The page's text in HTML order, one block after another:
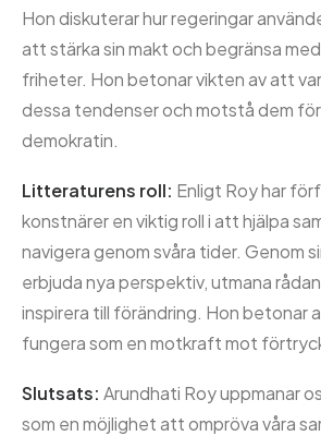
Hon diskuterar hur regeringar
att stärka sin makt och begränsa
friheter. Hon betonar vikten av att
dessa tendenser och motstå dem
demokratin.
Litteraturens roll: Enligt Roy har
konstnärer en viktig roll i att hjälpa
navigera genom svåra tider. Genom
erbjuda nya perspektiv, utmana
inspirera till förändring. Hon betonar
fungera som en motkraft mot
Slutsats: Arundhati Roy uppmanar
som en möjlighet att ompröva våra